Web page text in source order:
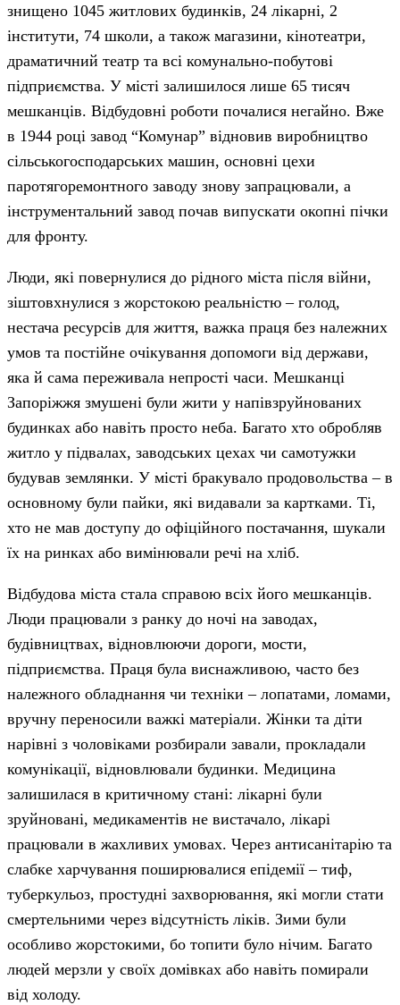
знищено 1045 житлових будинків, 24 лікарні, 2
інститути, 74 школи, а також магазини, кінотеатри,
драматичний театр та всі комунально-побутові
підприємства. У місті залишилося лише 65 тисяч
мешканців. Відбудовні роботи почалися негайно. Вже
в 1944 році завод “Комунар” відновив виробництво
сільськогосподарських машин, основні цехи
паротягоремонтного заводу знову запрацювали, а
інструментальний завод почав випускати окопні пічки
для фронту.
Люди, які повернулися до рідного міста після війни,
зіштовхнулися з жорстокою реальністю – голод,
нестача ресурсів для життя, важка праця без належних
умов та постійне очікування допомоги від держави,
яка й сама переживала непрості часи. Мешканці
Запоріжжя змушені були жити у напівзруйнованих
будинках або навіть просто неба. Багато хто обробляв
житло у підвалах, заводських цехах чи самотужки
будував землянки. У місті бракувало продовольства – в
основному були пайки, які видавали за картками. Ті,
хто не мав доступу до офіційного постачання, шукали
їх на ринках або вимінювали речі на хліб.
Відбудова міста стала справою всіх його мешканців.
Люди працювали з ранку до ночі на заводах,
будівництвах, відновлюючи дороги, мости,
підприємства. Праця була виснажливою, часто без
належного обладнання чи техніки – лопатами, ломами,
вручну переносили важкі матеріали. Жінки та діти
нарівні з чоловіками розбирали завали, прокладали
комунікації, відновлювали будинки. Медицина
залишилася в критичному стані: лікарні були
зруйновані, медикаментів не вистачало, лікарі
працювали в жахливих умовах. Через антисанітарію та
слабке харчування поширювалися епідемії – тиф,
туберкульоз, простудні захворювання, які могли стати
смертельними через відсутність ліків. Зими були
особливо жорстокими, бо топити було нічим. Багато
людей мерзли у своїх домівках або навіть помирали
від холоду.